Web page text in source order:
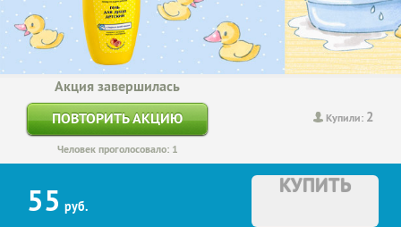
Купили: 2
Акция завершилась
ПОВТОРИТЬ АКЦИЮ
Человек проголосовало: 1
55 руб.
КУПИТЬ